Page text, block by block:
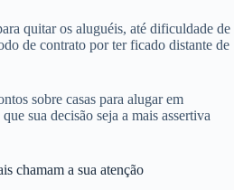
quitar os aluguéis, até dificuldade de
de contrato por ter ficado distante de
sobre casas para alugar em
sua decisão seja a mais assertiva
a sua atenção